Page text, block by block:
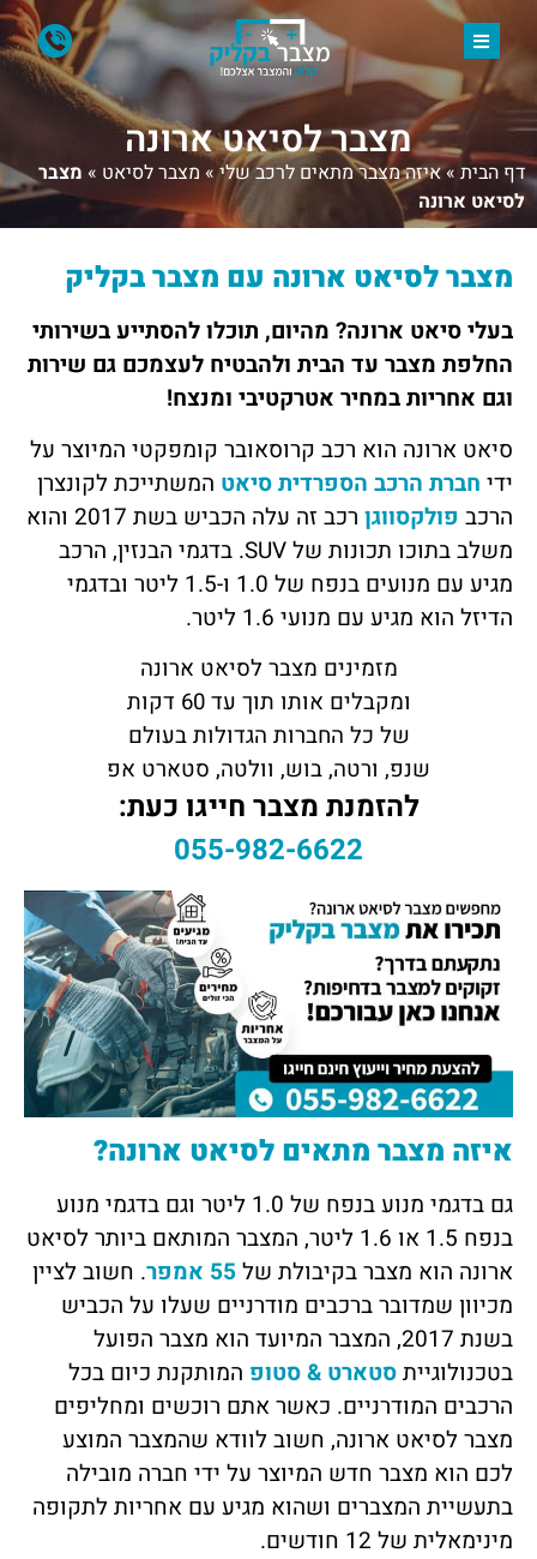
מצבר לסיאט ארונה
דף הבית»איזה מצבר מתאים לרכב שלי» מצבר לסיאט » מצבר
לסיאט ארונה
מצבר לסיאט ארונה עם מצבר בקליק
בעלי סיאט ארונה? מהיום, תוכלו להסתייע בשירותי
החלפת מצבר עד הבית ולהבטיח לעצמכם גם שירות
וגם אחריות במחיר אטרקטיבי ומנצח!
סיאט ארונה הוא רכב קרוסאובר קומפקטי המיוצר על
ידי חברת הרכב הספרדית סיאט המשתייכת לקונצרן
הרכב פולקסווגן
רכב זה עלה הכביש בשת 2017 והוא
משלב בתוכו תכונות של SUV. בדגמי הבנזין, הרכב
מגיע עם מנועים בנפח של 1.0 ו-1.5 ליטר ובדגמי
הדיזל הוא מגיע עם מנועי 1.6 ליטר.
מזמינים מצבר לסיאט ארונה
ומקבלים אותו תוך עד 60 דקות
של כל החברות הגדולות בעולם
שנפ, ורטה, בוש, וולטה, סטארט אפ
להזמנת מצבר חייגו כעת:
055-982-6622
איזה מצבר מתאים לסיאט ארונה?
גם בדגמי מנוע בנפח של 1.0 ליטר וגם בדגמי מנוע
בנפח 1.5 או 1.6 ליטר, המצבר המותאם ביותר לסיאט
ארונה הוא מצבר בקיבולת של55 אמפר
. חשוב לציין
מכיוון שמדובר ברכבים מודרניים שעלו על הכביש
בשנת 2017, המצבר המיועד הוא מצבר הפועל
בטכנולוגייתסטארט & סטופ המותקנת כיום בכל
הרכבים המודרניים. כאשר אתם רוכשים ומחליפים
מצבר לסיאט ארונה, חשוב לוודא שהמצבר המוצע
לכם הוא מצבר חדש המיוצר על ידי חברה מובילה
בתעשיית המצברים ושהוא מגיע עם אחריות לתקופה
מינימאלית של 12 חודשים.